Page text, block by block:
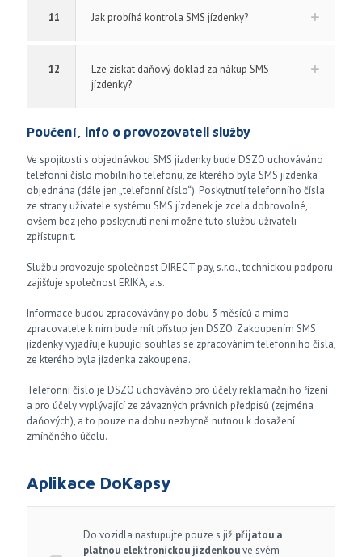
11 Jak probíhá kontrola SMS jízdenky?
12
Lze získat daňový doklad za nákup SMS
jízdenky?
Poučení, info o provozovateli služby
Ve spojitosti s objednávkou SMS jízdenky bude DSZO uchováváno
telefonní číslo mobilního telefonu, ze kterého byla SMS jízdenka
objednána (dále jen „telefonní číslo“). Poskytnutí telefonního čísla
ze strany uživatele systému SMS jízdenek je zcela dobrovolné,
ovšem bez jeho poskytnutí není možné tuto službu uživateli
zpřístupnit.
Službu provozuje společnost DIRECT pay, s.r.o., technickou podporu
zajišťuje společnost ERIKA, a.s.
Informace budou zpracovávány po dobu 3 měsíců a mimo
zpracovatele k nim bude mít přístup jen DSZO. Zakoupením SMS
jízdenky vyjadřuje kupující souhlas se zpracováním telefonního čísla,
ze kterého byla jízdenka zakoupena.
Telefonní číslo je DSZO uchováváno pro účely reklamačního řízení
a pro účely vyplývající ze závazných právních předpisů (zejména
daňových), a to pouze na dobu nezbytně nutnou k dosažení
zmíněného účelu.
Aplikace DoKapsy
Do vozidla nastupujte pouze s již přijatou a
platnou elektronickou jízdenkouve svém